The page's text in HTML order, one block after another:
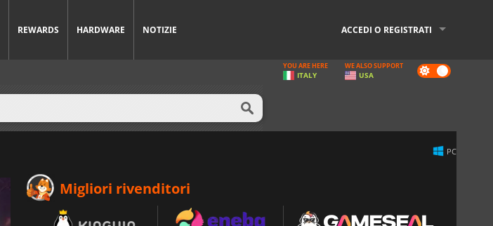
REWARDS HARDWARE NOTIZIE ACCEDI O REGISTRATI
Dark
mode
YOU ARE HERE
ITALY
WE ALSO SUPPORT
USA
PC
Migliori rivenditori